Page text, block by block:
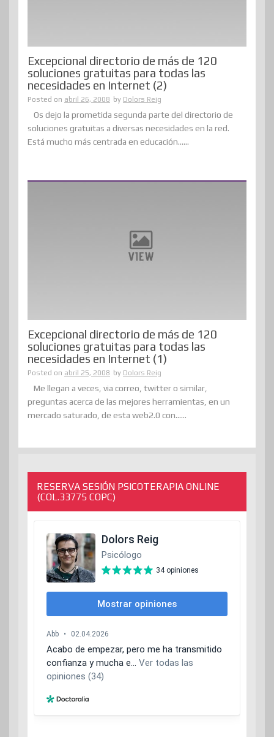
Excepcional directorio de más de 120
soluciones gratuitas para todas las
necesidades en Internet (2)
Posted on abril 26, 2008 by Dolors Reig
Os dejo la prometida segunda parte del directorio de
soluciones gratuitas a diversas necesidades en la red.
Está mucho más centrada en educación......
Excepcional directorio de más de 120
soluciones gratuitas para todas las
necesidades en Internet (1)
Posted on abril 25, 2008 by Dolors Reig
Me llegan a veces, via correo, twitter o similar,
preguntas acerca de las mejores herramientas, en un
mercado saturado, de esta web2.0 con......
RESERVA SESIÓN PSICOTERAPIA ONLINE
(COL.33775 COPC)